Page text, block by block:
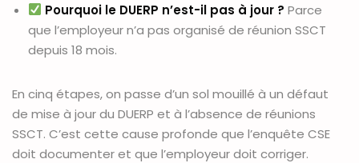
Pourquoi le DUERP n’est-il pas à jour ? Parce
que l’employeur n’a pas organisé de réunion SSCT
depuis 18 mois.
En cinq étapes, on passe d’un sol mouillé à un défaut
de mise à jour du DUERP et à l’absence de réunions
SSCT. C’est cette cause profonde que l’enquête CSE
doit documenter et que l’employeur doit corriger.